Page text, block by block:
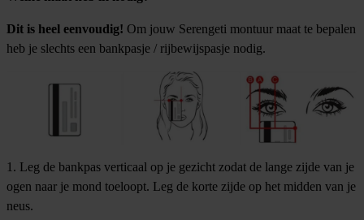
Dit is heel eenvoudig! Om jouw Serengeti montuur maat te bepalen
heb je slechts een bankpasje / rijbewijspasje nodig.
1. Leg de bankpas verticaal op je gezicht zodat de lange zijde van je
ogen naar je mond toeloopt. Leg de korte zijde op het midden van je
neus.